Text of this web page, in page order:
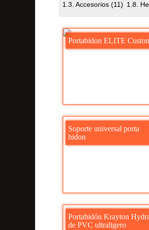
1.3. Accesorios (11) 1.8.
Portabidon ELITE
Soporte universal porta
bidon
Portabidón Krayton
de PVC ultraligero